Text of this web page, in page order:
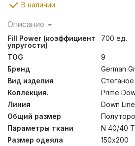
В наличии
Описание
Стеганые пуховые одеяла
совмещают роскошь
демократичную цену.
технологии BOX-
специалистами ТМ ”
немногим уступают своим
стоящим значительно дороже.
позволяет минимизировать
наружу, облегчает
эксплуатации изделия.
Ткань чехлов произведена
Weidmann (Зюссен,
хлопчатобумажный
Cambric) с параметрами
Fill Power (коэффициент
упругости)
700 ед.
TOG
9
Бренд
German
Вид изделия
Стеганое
Коллекция.
Prime
Линия
Down
Общий размер
Параметры ткани
N 40/40
Размер одеяла
150х200